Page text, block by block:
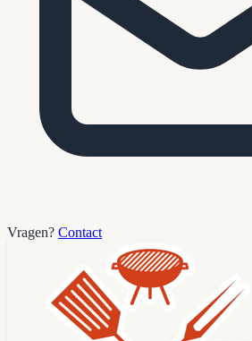
Vragen? Contact